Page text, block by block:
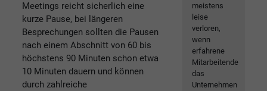
Meetings reicht sicherlich eine
kurze Pause, bei längeren
Besprechungen sollten die Pausen
nach einem Abschnitt von 60 bis
höchstens 90 Minuten schon etwa
10 Minuten dauern und können
durch zahlreiche
meistens
leise
verloren,
wenn
erfahrene
Mitarbeitende
das
Unternehmen